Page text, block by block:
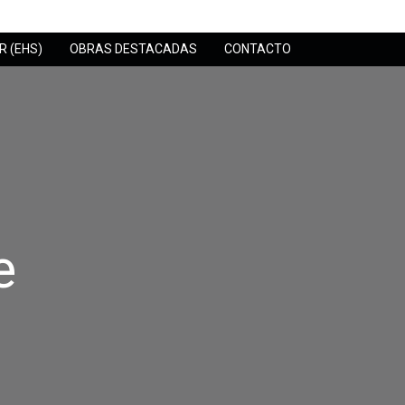
(EHS) OBRAS DESTACADAS CONTACTO